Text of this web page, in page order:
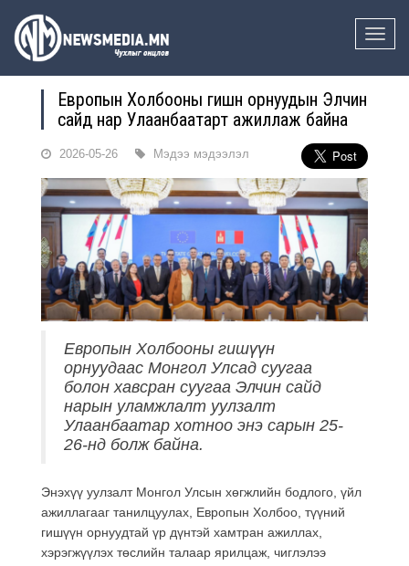
Toggle
Европын Холбооны гишүүн орнуудын Элчин
сайд нар Улаанбаатарт ажиллаж байна
2026-05-26 Мэдээ мэдээлэл
Европын Холбооны гишүүн
орнуудаас Монгол Улсад суугаа
болон хавсран суугаа Элчин сайд
нарын уламжлалт уулзалт
Улаанбаатар хотноо энэ сарын 25-
26-нд болж байна.
Энэхүү уулзалт Монгол Улсын хөгжлийн бодлого, үйл
ажиллагааг танилцуулах, Европын Холбоо, түүний
гишүүн орнуудтай үр дүнтэй хамтран ажиллах,
хэрэгжүүлэх төслийн талаар ярилцаж, чиглэлээ